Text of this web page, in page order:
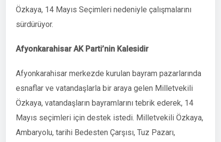
Özkaya, 14 Mayıs Seçimleri nedeniyle çalışmalarını
sürdürüyor.
Afyonkarahisar AK Parti’nin Kalesidir
Afyonkarahisar merkezde kurulan bayram pazarlarında
esnaflar ve vatandaşlarla bir araya gelen Milletvekili
Özkaya, vatandaşların bayramlarını tebrik ederek, 14
Mayıs seçimleri için destek istedi. Milletvekili Özkaya,
Ambaryolu, tarihi Bedesten Çarşısı, Tuz Pazarı,